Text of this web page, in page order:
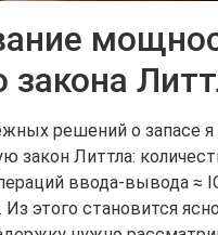
решений о запасе я
закон Литтла:
ввода-вывода ≈
этого становится